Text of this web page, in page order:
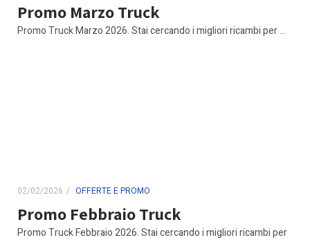
Promo Marzo Truck
Promo Truck Marzo 2026. Stai cercando i migliori ricambi per ...
02/02/2026 OFFERTE E PROMO
Promo Febbraio Truck
Promo Truck Febbraio 2026. Stai cercando i migliori ricambi per